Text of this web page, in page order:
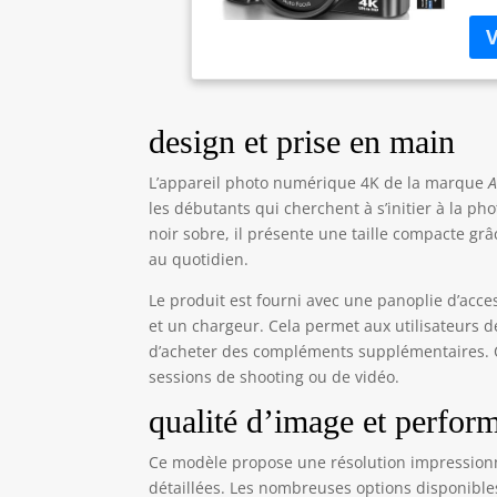
à
design et prise en main
L’appareil photo numérique 4K de la marque
les débutants qui cherchent à s’initier à la
noir sobre, il présente une taille compacte
au quotidien.
Le produit est fourni avec une panoplie
et un chargeur. Cela permet aux utilisateurs
d’acheter des compléments
sessions de shooting ou de vidéo.
qualité d’image et
Ce modèle propose une résolution
détaillées. Les nombreuses options